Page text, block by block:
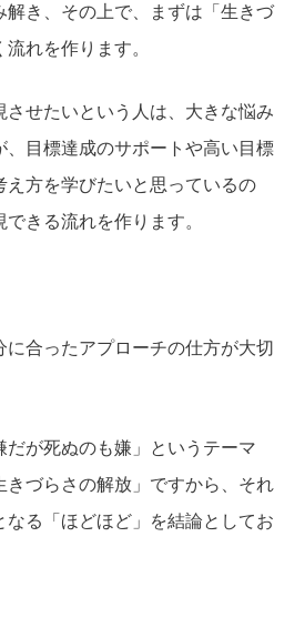
解き、その上で、まずは「生きづ
れを作ります。
せたいという人は、大きな悩み
、目標達成のサポートや高い目標
え方を学びたいと思っているの
きる流れを作ります。
に合ったアプローチの仕方が大切
が死ぬのも嫌」というテーマ
きづらさの解放」ですから、それ
なる「ほどほど」を結論としてお